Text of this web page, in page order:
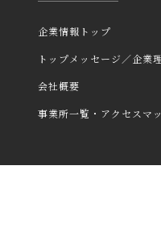
企業情報トップ
トップメッセージ／企業
会社概要
事業所一覧・アクセスマ